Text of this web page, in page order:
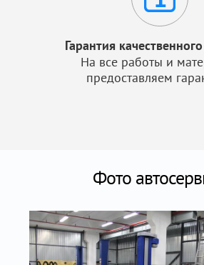
Гарантия
На все работы и
предоставляем
Фото